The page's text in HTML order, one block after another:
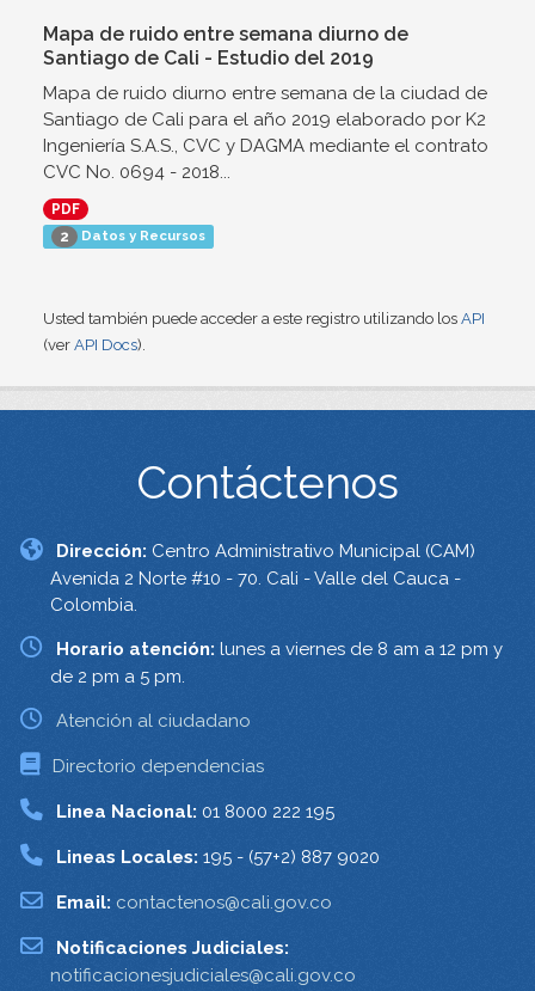
Mapa de ruido entre semana diurno de
Santiago de Cali - Estudio del 2019
Mapa de ruido diurno entre semana de la ciudad de
Santiago de Cali para el año 2019 elaborado por K2
Ingeniería S.A.S., CVC y DAGMA mediante el contrato
CVC No. 0694 - 2018...
PDF
2 Datos y Recursos
Usted también puede acceder a este registro utilizando los API
(ver API Docs).
Contáctenos
Dirección: Centro Administrativo Municipal (CAM)
Avenida 2 Norte #10 - 70. Cali - Valle del Cauca -
Colombia.
Horario atención: lunes a viernes de 8 am a 12 pm y
de 2 pm a 5 pm.
Atención al ciudadano
Directorio dependencias
Linea Nacional: 01 8000 222 195
Lineas Locales: 195 - (57+2) 887 9020
Email: contactenos@cali.gov.co
Notificaciones Judiciales:
notificacionesjudiciales@cali.gov.co